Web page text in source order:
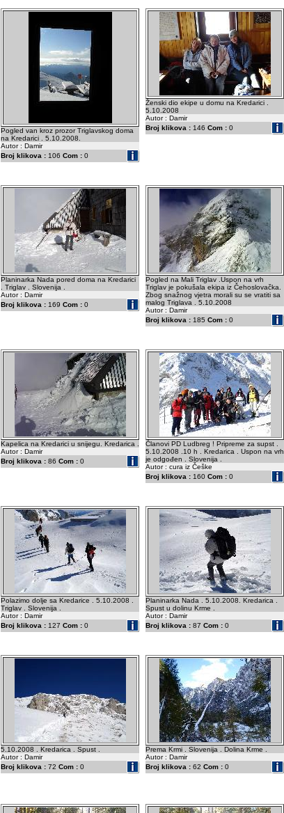
Pogled van kroz prozor Triglavskog doma
na Kredarici . 5.10.2008.
Autor : Damir
Broj klikova : 106 Com : 0
Ženski dio ekipe u domu na Kredarici .
5.10.2008
Autor : Damir
Broj klikova : 146 Com : 0
Planinarka Nada pored doma na Kredarici
. Triglav . Slovenija .
Autor : Damir
Broj klikova : 169 Com : 0
Pogled na Mali Triglav .Uspon na vrh
Triglav je pokušala ekipa iz Čehoslovačka.
Zbog snažnog vjetra morali su se vratiti sa
malog Triglava . 5.10.2008
Autor : Damir
Broj klikova : 185 Com : 0
Kapelica na Kredarici u snijegu. Kredarica .
Autor : Damir
Broj klikova : 86 Com : 0
Članovi PD Ludbreg ! Pripreme za supst .
5.10.2008 .10 h . Kredarica . Uspon na vrh
je odgođen . Slovenija .
Autor : cura iz Češke
Broj klikova : 160 Com : 0
Polazimo dolje sa Kredarice . 5.10.2008 .
Triglav . Slovenija .
Autor : Damir
Broj klikova : 127 Com : 0
Planinarka Nada . 5.10.2008. Kredarica .
Spust u dolinu Krme .
Autor : Damir
Broj klikova : 87 Com : 0
5.10.2008 . Kredarica . Spust .
Autor : Damir
Broj klikova : 72 Com : 0
Prema Krmi . Slovenija . Dolina Krme .
Autor : Damir
Broj klikova : 62 Com : 0